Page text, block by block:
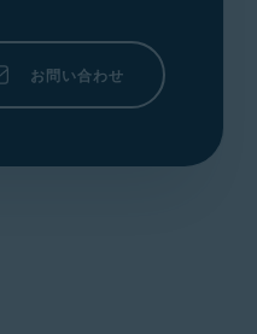
お問い合わせ